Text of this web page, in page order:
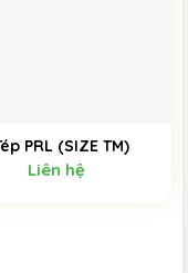
PRL (SIZE TM)
Liên hệ